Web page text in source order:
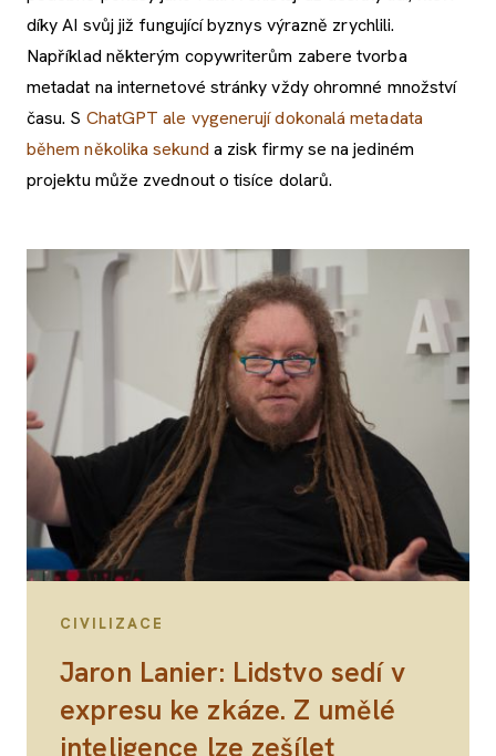
díky AI svůj již fungující byznys výrazně zrychlili.
Například některým copywriterům zabere tvorba
metadat na internetové stránky vždy ohromné množství
času. S ChatGPT ale vygenerují dokonalá metadata
během několika sekund a zisk firmy se na jediném
projektu může zvednout o tisíce dolarů.
CIVILIZACE
Jaron Lanier: Lidstvo sedí v
expresu ke zkáze. Z umělé
inteligence lze zešílet